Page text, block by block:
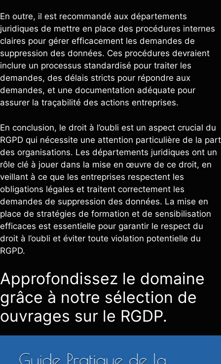
En outre, il est recommandé aux départements
juridiques de mettre en place des procédures internes
claires pour gérer efficacement les demandes de
suppression des données. Ces procédures devraient
inclure un processus standardisé pour traiter les
demandes, des délais stricts pour répondre aux
demandes, et une documentation adéquate pour
assurer la traçabilité des actions entreprises.
En conclusion, le droit à l’oubli est un aspect crucial du
RGPD qui nécessite une attention particulière de la part
des organisations. Les départements juridiques ont un
rôle clé à jouer dans la mise en œuvre de ce droit, en
veillant à ce que les entreprises respectent les
obligations légales et traitent correctement les
demandes de suppression des données. La mise en
place de stratégies de formation et de sensibilisation
efficaces est essentielle pour garantir le respect du
droit à l’oubli et éviter toute violation potentielle du
RGPD.
Approfondissez le domaine
grâce à notre sélection de
ouvrages sur le RGDP.